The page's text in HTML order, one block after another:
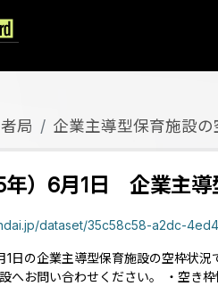
局 企業主導型保育施設
）6月1日 企業主導
35c58c58-a2dc-4ed4-9cf6-
1日の企業主導型保育施設の空枠状
へお問い合わせください。 ・空き